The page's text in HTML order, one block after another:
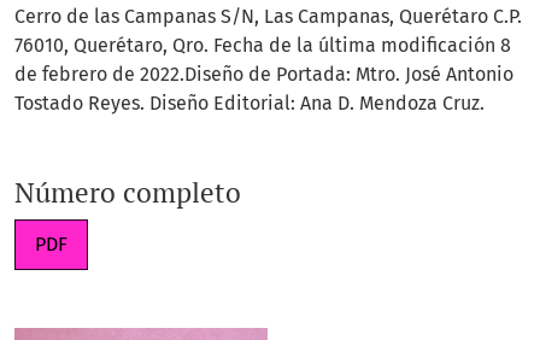
Cerro de las Campanas S/N, Las Campanas, Querétaro C.P.
76010, Querétaro, Qro. Fecha de la última modificación 8
de febrero de 2022.Diseño de Portada: Mtro. José Antonio
Tostado Reyes. Diseño Editorial: Ana D. Mendoza Cruz.
Número completo
PDF